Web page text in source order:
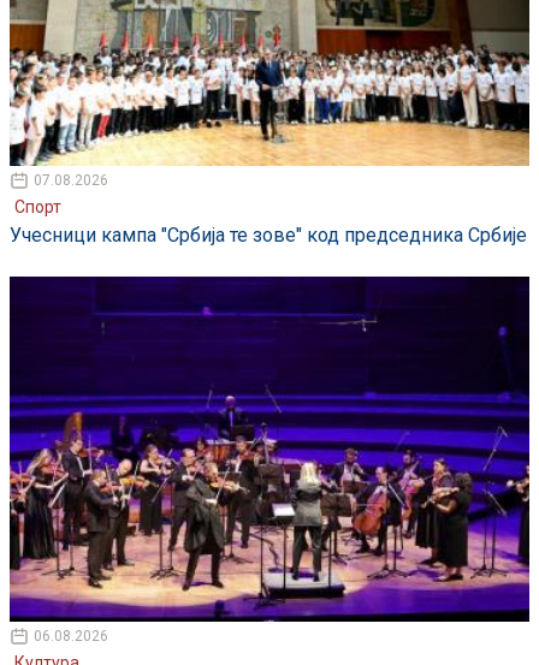
07.08.2026
Спорт
Учесници кампа "Србија те зове" код председника Србије
06.08.2026